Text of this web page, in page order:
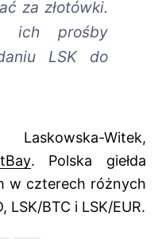
za złotówki.
ich prośby
LSK do
Laskowska-Witek,
. Polska giełda
w czterech różnych
LSK/BTC i LSK/EUR.